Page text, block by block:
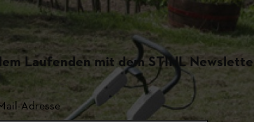
Laufenden mit dem STIHL
Adresse